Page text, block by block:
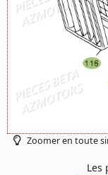
Zoomer en toute
Les